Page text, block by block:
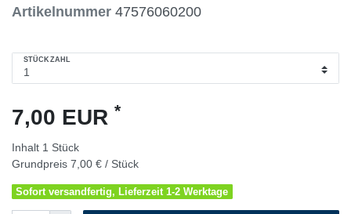
Artikelnummer 47576060200
STÜCKZAHL
7,00 EUR *
Inhalt 1 Stück
Grundpreis 7,00 € / Stück
Sofort versandfertig, Lieferzeit 1-2 Werktage